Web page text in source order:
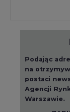
Podając
na
postaci
Agencji
Warszawie.